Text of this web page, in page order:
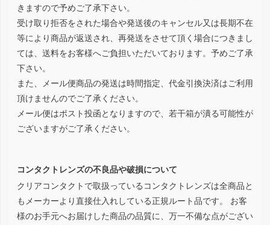
きますので予めご了承下さい。
受け取り拒否をされた場合や発送後のキャンセル又は長期不在
等により商品が返送され、再発送をさせて頂く場合につきまし
ては、送料をお客様へご負担いただいております。予めご了承
下さい。
また、メール便商品の発送は時間指定、代金引換決済はご利用
頂けませんのでご了承ください。
メール便はポスト投函となりますので、若干箱が潰る可能性が
ございますがご了承ください。
コンタクトレンズの不良品や破損について
クリアコンタクトで取扱っているコンタクトレンズは全商品と
もメーカーより直接仕入れしている正規ルート品です。 お客
様のお手元へお届けした商品の品質に、万一不備な点がござい